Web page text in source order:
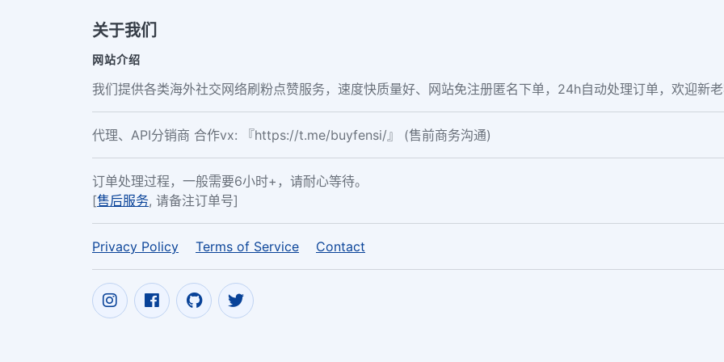
关于我们
网站介绍
我们提供各类海外社交网络刷粉点赞服务，速度快质量好、网站免注册匿名下单，24h自动处理订单，欢迎新老
代理、API分销商 合作vx: 『https://t.me/buyfensi/』 (售前商务沟通)
订单处理过程，一般需要6小时+，请耐心等待。
[售后服务, 请备注订单号]
Privacy Policy Terms of Service Contact